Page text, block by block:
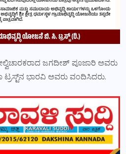
ಜಗದೀಶ್ ಪೂಜಾರಿ ಅವರು
ಭಾರವಿ ಅವರು ವಂದಿಸಿದರು.